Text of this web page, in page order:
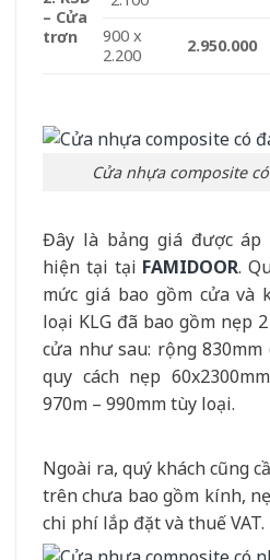
– Cửa
trơn
900 x
2.200
2.950.000
Cửa nhựa composite
Đây là bảng giá được áp
hiện tại tại FAMIDOOR.
mức giá bao gồm cửa và
loại KLG đã bao gồm nẹp
cửa như sau: rộng 830mm
quy cách nẹp
970m – 990mm tùy loại.
Ngoài ra, quý khách cũng
trên chưa bao gồm kính,
chi phí lắp đặt và thuế VAT.